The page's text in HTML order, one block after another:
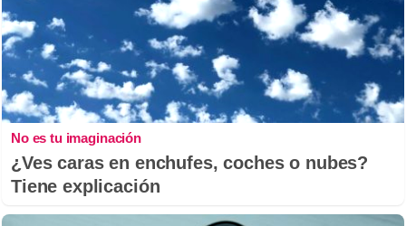
No es tu imaginación
¿Ves caras en enchufes, coches o nubes?
Tiene explicación